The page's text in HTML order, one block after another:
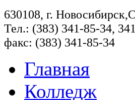
630108, г.
Тел.: (383) 341-85-34,
факс: (383) 341-85-34
Главная
Колледж